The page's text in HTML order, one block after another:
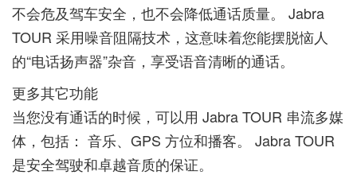
不会危及驾车安全，也不会降低通话质量。 Jabra
TOUR 采用噪音阻隔技术，这意味着您能摆脱恼人
的“电话扬声器”杂音，享受语音清晰的通话。
更多其它功能
当您没有通话的时候，可以用 Jabra TOUR 串流多媒
体，包括： 音乐、GPS 方位和播客。 Jabra TOUR
是安全驾驶和卓越音质的保证。